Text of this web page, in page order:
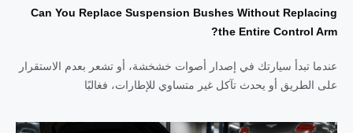
Can You Replace Suspension Bushes Without Replacing
the Entire Control Arm?
عندما تبدأ سيارتك في إصدار أصوات خشخشة، أو تشعر بعدم الاستقرار
على الطريق أو يحدث تآكل غير متساوي للإطارات، فغالبًا